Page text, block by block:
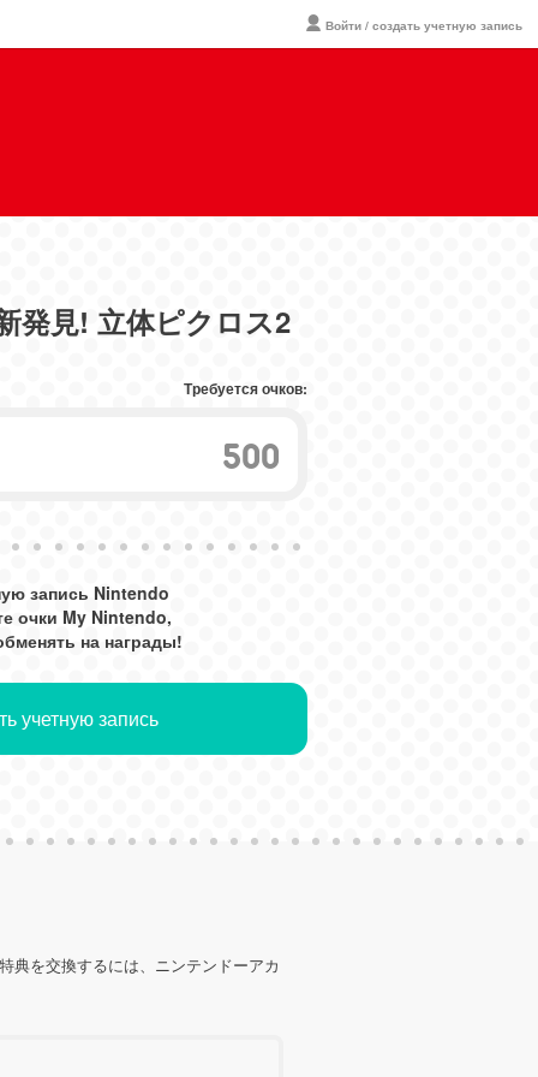
Войти / создать учетную запись
発見! 立体ピクロス2
Требуется очков:
500
запись Nintendo
очки My Nintendo,
на награды!
учетную запись
典を交換するには、ニンテンドーアカ